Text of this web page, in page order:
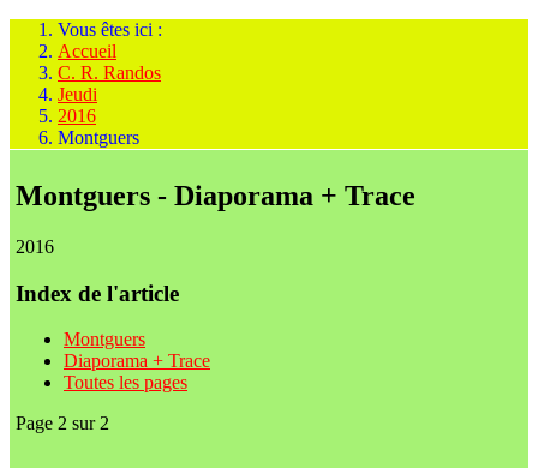
Vous êtes ici :
Accueil
C. R. Randos
Jeudi
2016
Montguers
Montguers - Diaporama + Trace
2016
Index de l'article
Montguers
Diaporama + Trace
Toutes les pages
Page 2 sur 2